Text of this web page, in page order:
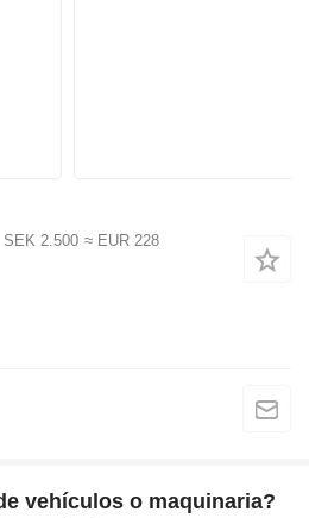
SEK 2.500 ≈ EUR 228
vehículos o maquinaria?